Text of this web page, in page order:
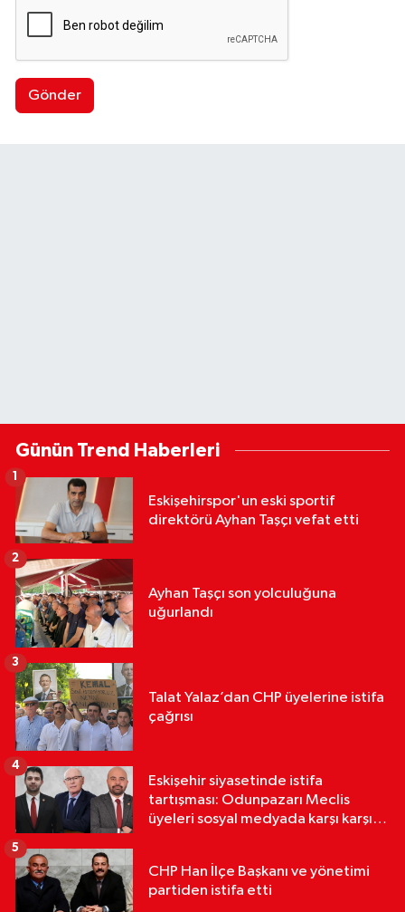
Gönder
Günün Trend Haberleri
Eskişehirspor'un eski sportif
direktörü Ayhan Taşçı vefat etti
Ayhan Taşçı son yolculuğuna
uğurlandı
2
Talat Yalaz’dan CHP üyelerine istifa
çağrısı
3
Eskişehir siyasetinde istifa
tartışması: Odunpazarı Meclis
üyeleri sosyal medyada karşı karşıya
4
CHP Han İlçe Başkanı ve yönetimi
partiden istifa etti
5